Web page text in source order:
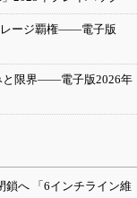
レージ覇権――電子版
と限界――電子版2026年
鎖へ 「6インチライン維